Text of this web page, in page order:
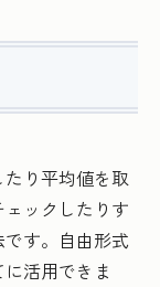
り平均値を取
ックしたりす
す。自由形式
活用できま